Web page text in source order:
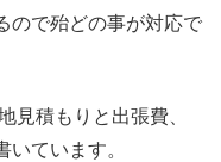
ので殆どの事が対応で
積もりと出張費、
ています。